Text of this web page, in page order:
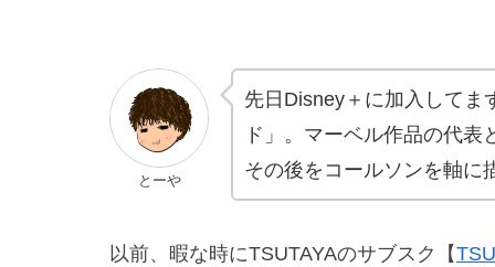
とーや
先日Disney＋に加入してま
ド」。マーベル作品の代
その後をコールソンを軸に
以前、暇な時にTSUTAYAのサブスク【